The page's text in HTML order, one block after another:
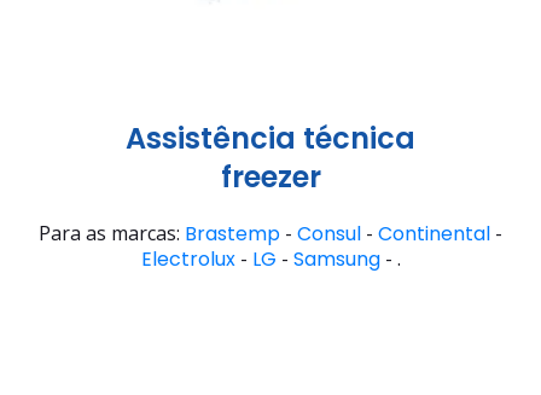
Assistência técnica
freezer
Para as marcas: Brastemp - Consul - Continental -
Electrolux- LG - Samsung- .